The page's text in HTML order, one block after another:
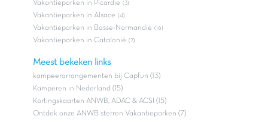
Vakantieparken in Picardie (3)
Vakantieparken in Alsace (4)
Vakantieparken in Basse-Normandie (16)
Vakantieparken in Catalonië (7)
Meest bekeken links
kampeerarrangementen bij Capfun (13)
Kamperen in Nederland (15)
Kortingskaarten ANWB, ADAC & ACSI (15)
Ontdek onze ANWB sterren Vakantieparken (7)